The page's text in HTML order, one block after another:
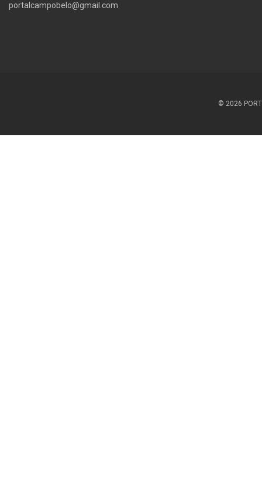
portalcampobelo@gmail.com
© 2026